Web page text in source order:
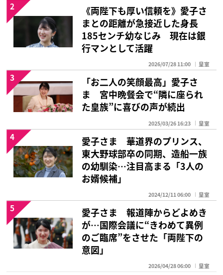
《両陛下も厚い信頼を》愛子さ
まとの距離が急接近した身長
185センチ幼なじみ 現在は銀
行マンとして活躍
2026/07/28 11:00 皇室
2
「お二人の笑顔最高」愛子さ
ま 宮中晩餐会で“隣に座られ
た皇族”に喜びの声が続出
2025/03/26 16:23 皇室
3
愛子さま 華道界のプリンス、
東大野球部卒の同期、造船一族
の幼馴染…注目高まる「3人の
お婿候補」
2024/12/11 06:00 皇室
4
愛子さま 報道陣からどよめき
が…国際会議に“きわめて異例
のご臨席”をさせた「両陛下の
意図」
2026/04/28 06:00 皇室
5